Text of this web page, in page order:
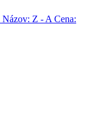
Názov: Z - A Cena: